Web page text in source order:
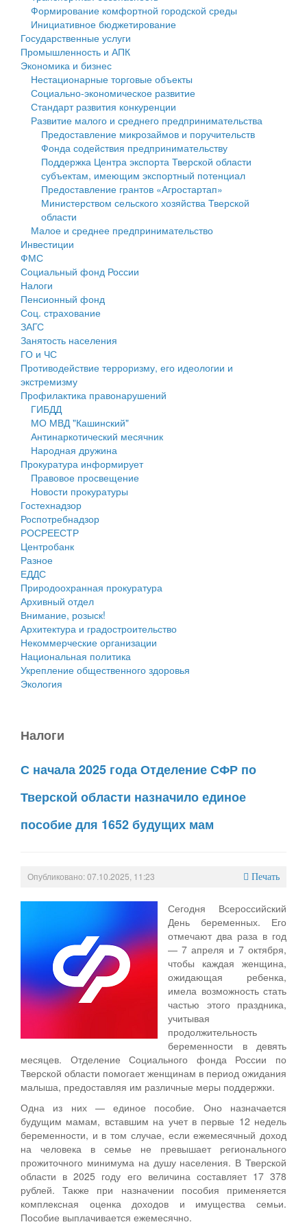
Государственные услуги
Промышленность и АПК
Экономика и бизнес
Символика
Устав
Гостям округа
Туризм
Культура
Образование
Здравоохранение
Социальная защита
Фотоальбом
муниципального округа Тверской области
Администрация Кашинского муниципального округа
Тверской области
Управление сельскими территориями
Открытые данные
Работа с обращениями граждан
Муниципальный контроль
Муниципальные услуги
Проекты административных регламентов
Антимонопольный комплаенс
Противодействие коррупции
Финансовое управление
Бюджет для граждан
Имущество
Выявление правообладателей ранее учтенных
объектов недвижимости
Имущественная поддержка субъектов малого и
среднего предпринимательства
Информационная поддержка субъектов малого и
среднего предпринимательства
Муниципальные программы
Контрольно-счетная палата
Персональные данные
Оценка регулирующего воздействия
Деятельность МУ
Нормативы градостроительного проектирования
Правила землепользования и застройки
Генеральные планы
Проекты планировки территории
Собрание депутатов
Городское поселение
Сельские поселения
Формирование комфортной городской среды
Инициативное бюджетирование
Государственные услуги
Промышленность и АПК
Экономика и бизнес
Нестационарные торговые объекты
Социально-экономическое развитие
Стандарт развития конкуренции
Развитие малого и среднего предпринимательства
Предоставление микрозаймов и поручительств
Фонда содействия предпринимательству
Поддержка Центра экспорта Тверской области
субъектам, имеющим экспортный потенциал
Предоставление грантов «Агростартап»
Министерством сельского хозяйства Тверской
области
Малое и среднее предпринимательство
Инвестиции
ФМС
Социальный фонд России
Налоги
Пенсионный фонд
Соц. страхование
ЗАГС
Занятость населения
ГО и ЧС
Противодействие терроризму, его идеологии и
экстремизму
Профилактика правонарушений
ГИБДД
МО МВД "Кашинский"
Антинаркотический месячник
Народная дружина
Прокуратура информирует
Правовое просвещение
Новости прокуратуры
Гостехнадзор
Роспотребнадзор
РОСРЕЕСТР
Центробанк
Разное
ЕДДС
Природоохранная прокуратура
Архивный отдел
Внимание, розыск!
Архитектура и градостроительство
Некоммерческие организации
Национальная политика
Укрепление общественного здоровья
Экология
Налоги
С начала 2025 года Отделение СФР по
Тверской области назначило единое
пособие для 1652 будущих мам
Опубликовано: 07.10.2025, 11:23 Печать
Сегодня Всероссийский
День беременных. Его
отмечают два раза в год
— 7 апреля и 7 октября,
чтобы каждая женщина,
ожидающая ребенка,
имела возможность стать
частью этого праздника,
учитывая
продолжительность
беременности в девять
месяцев. Отделение Социального фонда России по
Тверской области помогает женщинам в период ожидания
малыша, предоставляя им различные меры поддержки.
Одна из них — единое пособие. Оно назначается
будущим мамам, вставшим на учет в первые 12 недель
беременности, и в том случае, если ежемесячный доход
на человека в семье не превышает регионального
прожиточного минимума на душу населения. В Тверской
области в 2025 году его величина составляет 17 378
рублей. Также при назначении пособия применяется
комплексная оценка доходов и имущества семьи.
Пособие выплачивается ежемесячно.